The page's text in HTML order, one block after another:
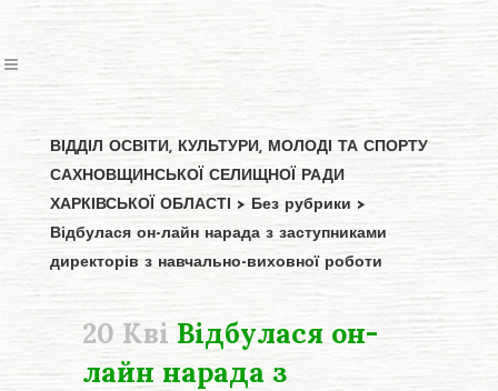
ВІДДІЛ ОСВІТИ, КУЛЬТУРИ, МОЛОДІ ТА СПОРТУ
САХНОВЩИНСЬКОЇ СЕЛИЩНОЇ РАДИ
ХАРКІВСЬКОЇ ОБЛАСТІ > Без рубрики >
Відбулася он-лайн нарада з заступниками
директорів з навчально-виховної роботи
20 Кві Відбулася он-
лайн нарада з